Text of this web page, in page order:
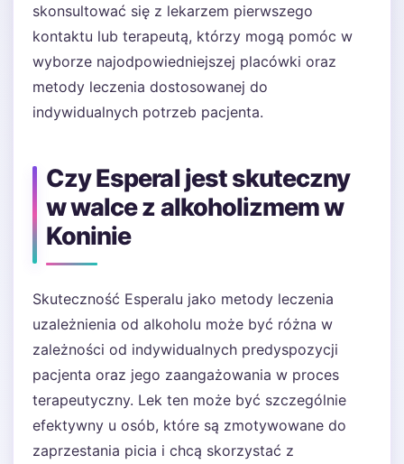
skonsultować się z lekarzem pierwszego
kontaktu lub terapeutą, którzy mogą pomóc w
wyborze najodpowiedniejszej placówki oraz
metody leczenia dostosowanej do
indywidualnych potrzeb pacjenta.
Czy Esperal jest skuteczny
w walce z alkoholizmem w
Koninie
Skuteczność Esperalu jako metody leczenia
uzależnienia od alkoholu może być różna w
zależności od indywidualnych predyspozycji
pacjenta oraz jego zaangażowania w proces
terapeutyczny. Lek ten może być szczególnie
efektywny u osób, które są zmotywowane do
zaprzestania picia i chcą skorzystać z